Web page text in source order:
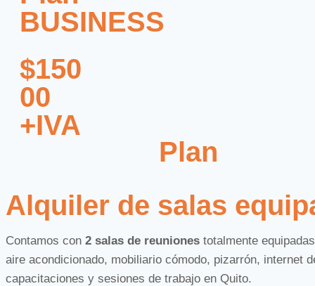
reunión
15 Impresiones o
+IVA
BUSINESS
$150
00
+IVA
Plan
22 horas Sala de
reunión
20 Impresiones o
Alquiler de salas
Contamos con 2 salas de reuniones totalmente
aire acondicionado, mobiliario cómodo, pizarrón, internet
capacitaciones y sesiones de trabajo en Quito.